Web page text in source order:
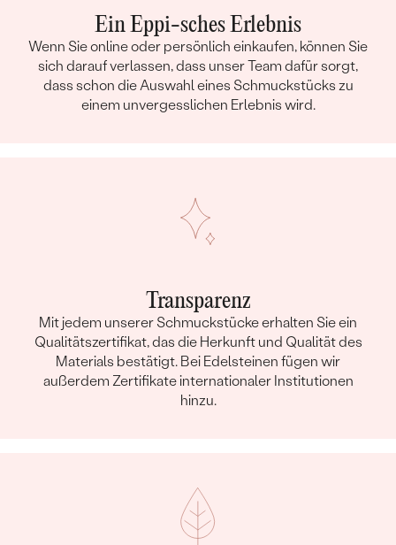
Ein Eppi-sches Erlebnis
Wenn Sie online oder persönlich einkaufen, können Sie
sich darauf verlassen, dass unser Team dafür sorgt,
dass schon die Auswahl eines Schmuckstücks zu
einem unvergesslichen Erlebnis wird.
Transparenz
Mit jedem unserer Schmuckstücke erhalten Sie ein
Qualitätszertifikat, das die Herkunft und Qualität des
Materials bestätigt. Bei Edelsteinen fügen wir
außerdem Zertifikate internationaler Institutionen
hinzu.